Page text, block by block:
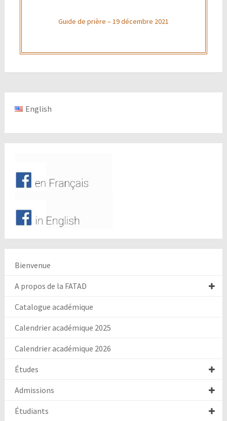
Guide de prière – 19 décembre 2021
English
Bienvenue
A propos de la FATAD
Catalogue académique
Calendrier académique 2025
Calendrier académique 2026
Études
Admissions
Étudiants